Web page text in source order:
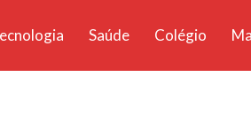
Saúde Colégio